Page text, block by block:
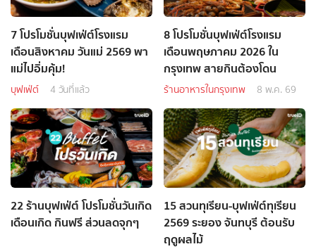
7 โปรโมชั่นบุฟเฟ่ต์โรงแรม
เดือนสิงหาคม วันแม่ 2569 พา
แม่ไปอิ่มคุ้ม!
บุฟเฟ่ต์ 4 วันที่แล้ว
8 โปรโมชั่นบุฟเฟ่ต์โรงแรม
เดือนพฤษภาคม 2026 ใน
กรุงเทพ สายกินต้องโดน
ร้านอาหารในกรุงเทพ 8 พ.ค. 69
22 ร้านบุฟเฟ่ต์ โปรโมชั่นวันเกิด
เดือนเกิด กินฟรี ส่วนลดจุกๆ
15 สวนทุเรียน-บุฟเฟ่ต์ทุเรียน
2569 ระยอง จันทบุรี ต้อนรับ
ฤดูผลไม้